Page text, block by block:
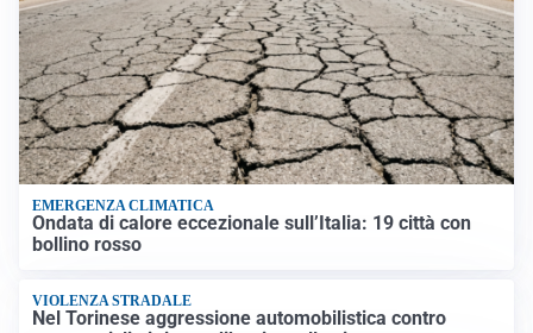
EMERGENZA CLIMATICA
Ondata di calore eccezionale sull’Italia: 19 città con
bollino rosso
VIOLENZA STRADALE
Nel Torinese aggressione automobilistica contro